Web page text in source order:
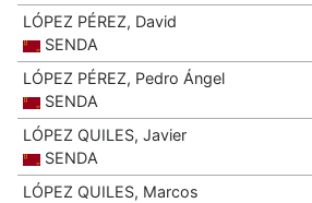
LÓPEZ PÉREZ, David
SENDA
LÓPEZ PÉREZ, Pedro Ángel
SENDA
LÓPEZ QUILES, Javier
SENDA
LÓPEZ QUILES, Marcos